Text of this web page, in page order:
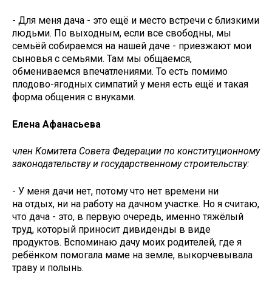
- Для меня дача - это ещё и место встречи с близкими
людьми. По выходным, если все свободны, мы
семьёй собираемся на нашей даче - приезжают мои
сыновья с семьями. Там мы общаемся,
обмениваемся впечатлениями. То есть помимо
плодово-ягодных симпатий у меня есть ещё и такая
форма общения с внуками.
Елена Афанасьева
член Комитета Совета Федерации по конституционному
законодательству и государственному строительству:
- У меня дачи нет, потому что нет времени ни
на отдых, ни на работу на дачном участке. Но я считаю,
что дача - это, в первую очередь, именно тяжёлый
труд, который приносит дивиденды в виде
продуктов. Вспоминаю дачу моих родителей, где я
ребёнком помогала маме на земле, выкорчевывала
траву и полынь.